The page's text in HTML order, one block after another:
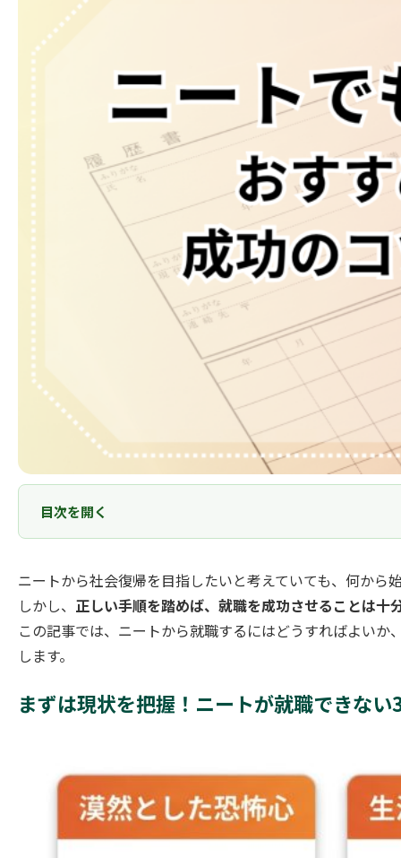
目次を開く
ニートから社会復帰を目指したいと考えていても、何から
しかし、 正しい手順を踏めば、就職を成功させることは十
この記事では、ニートから就職するにはどうすればよい
します。
まずは現状を把握！ニートが就職できな